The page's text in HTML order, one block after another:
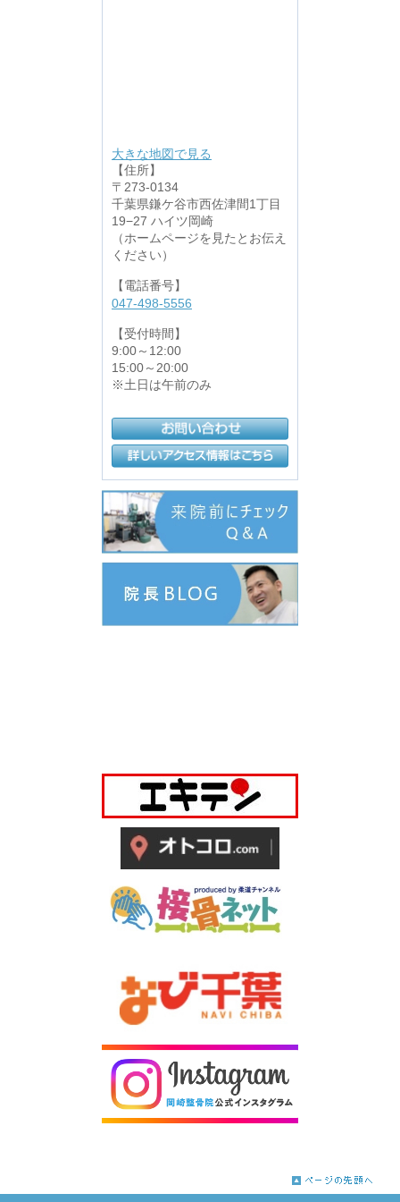
大きな地図で見る
【住所】
〒273-0134
千葉県鎌ケ谷市西佐津間1丁目
19−27 ハイツ岡崎
（ホームページを見たとお伝え
ください）
【電話番号】
047-498-5556
【受付時間】
9:00～12:00
15:00～20:00
※土日は午前のみ